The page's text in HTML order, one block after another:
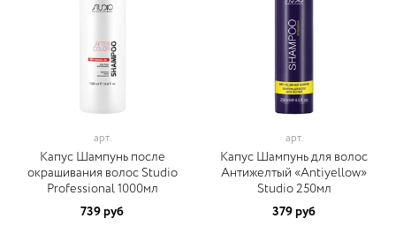
арт.
Капус Шампунь после
окрашивания волос Studio
Professional 1000мл
739 руб
арт.
Капус Шампунь для волос
Антижелтый «Antiyellow»
Studio 250мл
379 руб